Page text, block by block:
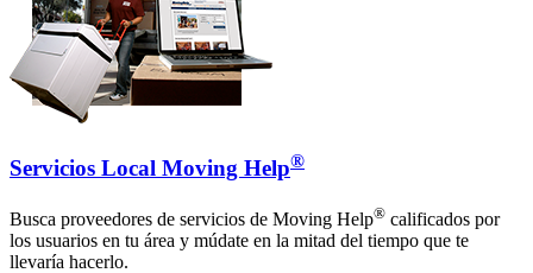
Servicios Local Moving Help®
Busca proveedores de servicios de Moving Help® calificados por
los usuarios en tu área y múdate en la mitad del tiempo que te
llevaría hacerlo.